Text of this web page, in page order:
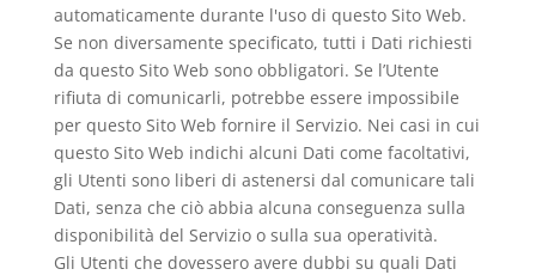
automaticamente durante l'uso di questo Sito Web.
Se non diversamente specificato, tutti i Dati richiesti
da questo Sito Web sono obbligatori. Se l’Utente
rifiuta di comunicarli, potrebbe essere impossibile
per questo Sito Web fornire il Servizio. Nei casi in cui
questo Sito Web indichi alcuni Dati come facoltativi,
gli Utenti sono liberi di astenersi dal comunicare tali
Dati, senza che ciò abbia alcuna conseguenza sulla
disponibilità del Servizio o sulla sua operatività.
Gli Utenti che dovessero avere dubbi su quali Dati